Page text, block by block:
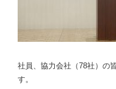
社員、協力会社（78社）の
す。